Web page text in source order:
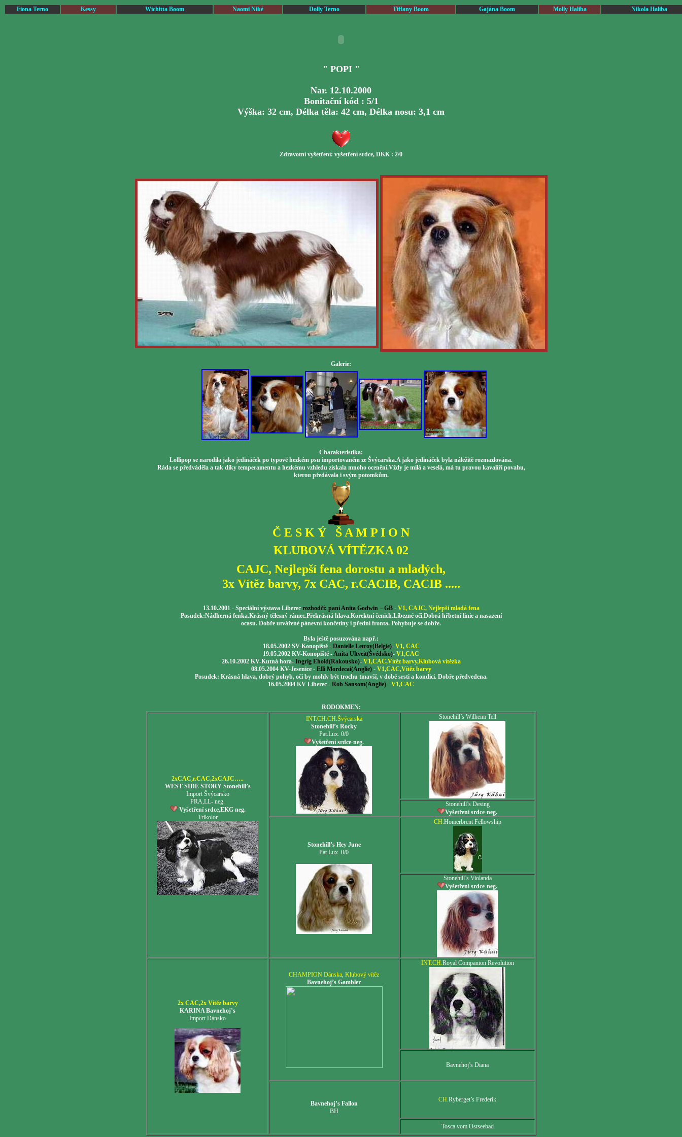
Fiona Terno Kessy Wichitta Boom Naomi Niké Dolly Terno Tiffany Boom Gajána Boom Molly Haliba Nikola Haliba
" POPI "
Nar. 12.10.2000
Bonitační kód : 5/1
Výška: 32 cm, Délka těla: 42 cm, Délka nosu: 3,1 cm
Zdravotní vyšetření: vyšetřenísrdce, DKK : 2/0
Galerie:
Charakteristika:
Lollipop se narodila jako jedináček po typově hezkém psu importovaném ze Švýcarska.A jako jedináček byla náležitě rozmazlována.
Ráda se předváděla a tak díky temperamentu a hezkému vzhledu získala mnoho ocenění.Vždy je milá a veselá, má tu pravou kavalíří povahu,
kterou předávala i svým potomkům.
Č E S K Ý Š A M P I O N
KLUBOVÁ VÍTĚZKA 02
CAJC, Nejlepší fena dorostu a mladých,
3x Vítěz barvy, 7x CAC, r.CACIB, CACIB.....
13.10.2001 - Speciální výstava Liberec rozhodčí: paní Anita Godwin – GB- V1, CAJC, Nejlepší mladá fena
Posudek:Nádherná fenka.Krásný tělesný rámec.Překrásná hlava.Korektní čenich.Líbezné oči.Dobrá hřbetní linie a nasazení
ocasu. Dobře utvářené pánevní končetiny i přední fronta. Pohybuje se dobře.
Byla ještě posuzována např.:
18.05.2002 SV-Konopiště - Danielle Letroy(Belgie)- V1, CAC
19.05.2002 KV-Konopiště -Anita Ultveit(Švédsko)- V1,CAC
26.10.2002 KV-Kutná hora- Ingrig Ehold(Rakousko)- V1,CAC,Vítěz barvy,Klubová vítězka
08.05.2004 KV-Jesenice - Elli Mordecai(Anglie) -V1,CAC,Vítěz barvy
Posudek: Krásná hlava, dobrý pohyb, oči by mohly být trochu tmavší, v dobé srsti a kondici. Dobře předvedena.
16.05.2004 KV-Liberec - Rob Sansom(Anglie) - V1,CAC
RODOKMEN:
2xCAC,r.CAC,2xCAJC…..
WEST SIDE STORY Stonehill’s
Import Švýcarsko
PRA,LL- neg.
Vyšetření srdce,EKG neg.
Trikolor
INT.CH.CH.Švýcarska
Stonehill’s Rocky
Pat.Lux. 0/0
Vyšetření srdce-neg.
Stonehill’s Wilheim Tell
Stonehill’s Desing
Vyšetření srdce-neg.
Stonehill’s Hey June
Pat.Lux. 0/0
CH.Homerbrent Fellowship
Stonehill’s Violanda
Vyšetření srdce-neg.
2x CAC,2x Vítěz barvy
KARINA Bavnehoj’s
Import Dánsko
CHAMPION Dánska, Klubový vítěz
Bavnehoj’s Gambler
INT.CH.Royal Companion Revolution
Bavnehoj’s Diana
Bavnehoj’s Fallon
BH
CH.Ryberget’s Frederik
Tosca vom Ostseebad